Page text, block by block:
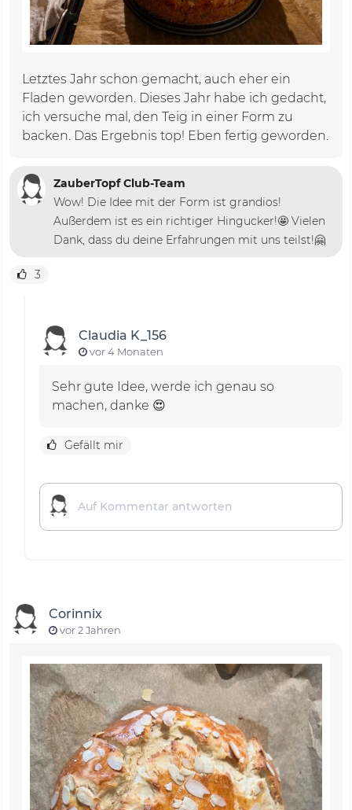
Letztes Jahr schon gemacht, auch eher ein
Fladen geworden. Dieses Jahr habe ich gedacht,
ich versuche mal, den Teig in einer Form zu
backen. Das Ergebnis top! Eben fertig geworden.
ZauberTopf Club-Team
Wow! Die Idee mit der Form ist grandios!
Außerdem ist es ein richtiger Hingucker!🤩 Vielen
Dank, dass du deine Erfahrungen mit uns teilst!🤗
3
Claudia K_156
vor 4 Monaten
Sehr gute Idee, werde ich genau so
machen, danke 😍
Gefällt mir
Corinnix
vor 2 Jahren